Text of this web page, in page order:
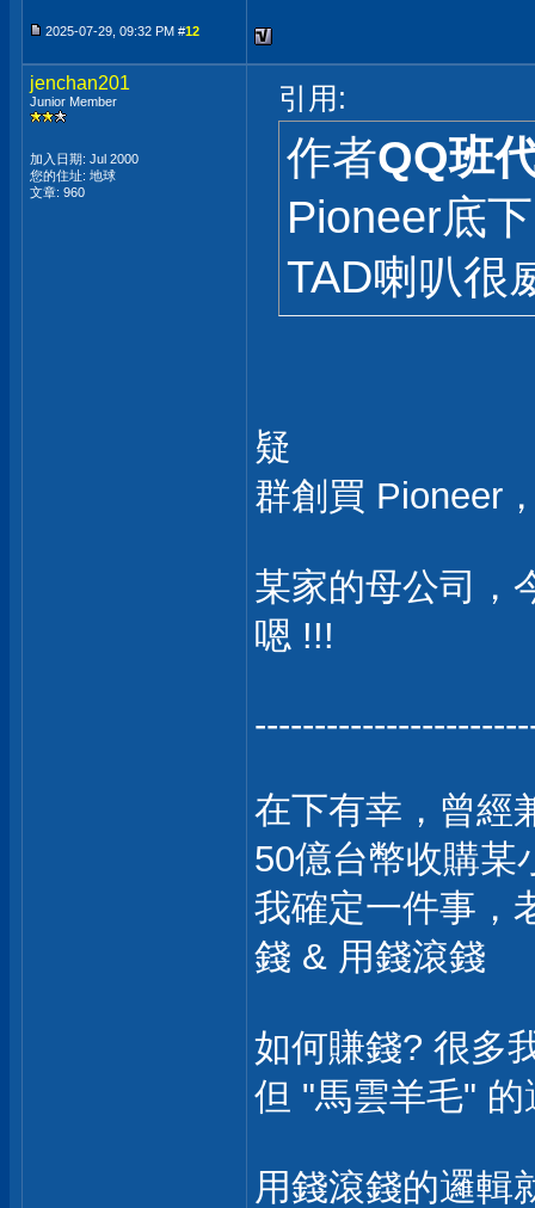
2025-07-29, 09:32 PM #12
jenchan201
Junior Member
加入日期: Jul 2000
您的住址: 地球
文章: 960
引用:
作者QQ班
Pioneer底
TAD喇叭很
疑
群創買 Pioneer
某家的母公司，
嗯 !!!
在下有幸，曾經
50億台幣收購某
我確定一件事，
錢 & 用錢滾錢
如何賺錢? 很多
但 "馬雲羊毛"
用錢滾錢的邏輯